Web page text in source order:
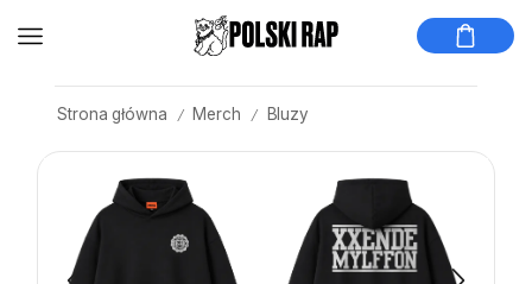
Strona główna / Merch / Bluzy